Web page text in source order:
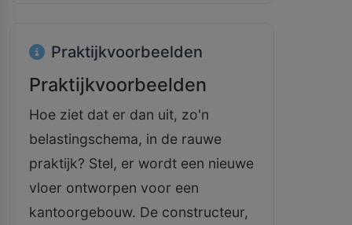
Praktijkvoorbeelden
Praktijkvoorbeelden
Hoe ziet dat er dan uit, zo'n
belastingschema, in de rauwe
praktijk? Stel, er wordt een nieuwe
vloer ontworpen voor een
kantoorgebouw. De constructeur,